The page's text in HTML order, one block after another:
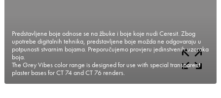
Predstavljene boje odnose se na žbuke i boje koje nudi Ceresit. Zbog
upotrebe digitalnih tehnika, predstavljene boje možda ne odgovaraju u
potpunosti stvarnim bojama. Preporučujemo provjeru jedinstvenih uzoraka
boja.
The Grey Vibes color range is designed for use with special transparent
plaster bases for CT 74 and CT 76 renders.